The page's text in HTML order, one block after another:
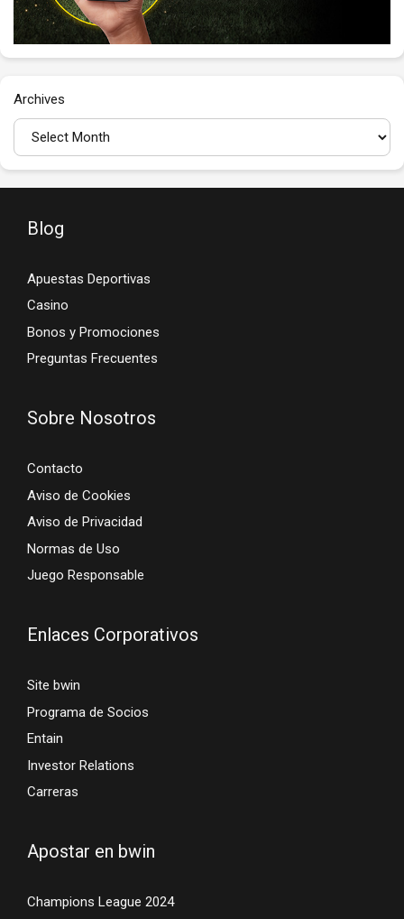
Archives
Blog
Apuestas Deportivas
Casino
Bonos y Promociones
Preguntas Frecuentes
Sobre Nosotros
Contacto
Aviso de Cookies
Aviso de Privacidad
Normas de Uso
Juego Responsable
Enlaces Corporativos
Site bwin
Programa de Socios
Entain
Investor Relations
Carreras
Apostar en bwin
Champions League 2024